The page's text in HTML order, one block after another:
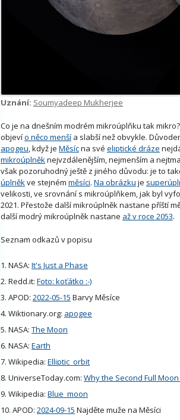
Uznání: Soumyadeep Mukherjee
Co je na dnešním modrém mikroúplňku tak
objevío něco menší a slabší než obvykle.
apogeu, když je Měsícna své eliptické dráze
mikroúplněknejvzdálenějším, nejmenším a
však pozoruhodný ještě z jiného důvodu: je to
úplněkve stejném měsíci. Na obrázku je
velikosti, ve srovnání s mikroúplňkem, jak byl
2021. Přestože další mikroúplněk nastane příští
další modrý mikroúplněk nastane až v roce 2053.
Seznam odkazů v popisu
NASA: It's Just a Phase
Redd.it: Foto: koťátko :-)
APOD: 2022-05-15 Barvy Měsíce
Wiktionary.org: apogee
NASA: The Moon
NASA: Earth
Wikipedia: Elliptic_orbit
UniverseToday.com: Why the Second Full
Wikipedia: Blue_moon
APOD: 2024-09-15 Najděte muže na Měsíci